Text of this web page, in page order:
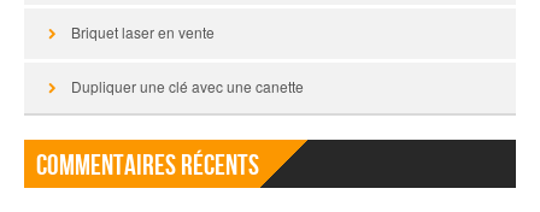
Briquet laser en vente
Dupliquer une clé avec une canette
Commentaires récents